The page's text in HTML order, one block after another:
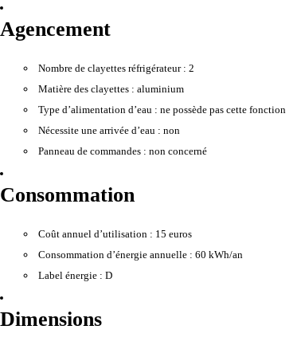
Agencement
Nombre de clayettes réfrigérateur : 2
Matière des clayettes : aluminium
Type d’alimentation d’eau : ne possède pas cette fonction
Nécessite une arrivée d’eau : non
Panneau de commandes : non concerné
Consommation
Coût annuel d’utilisation : 15 euros
Consommation d’énergie annuelle : 60 kWh/an
Label énergie : D
Dimensions